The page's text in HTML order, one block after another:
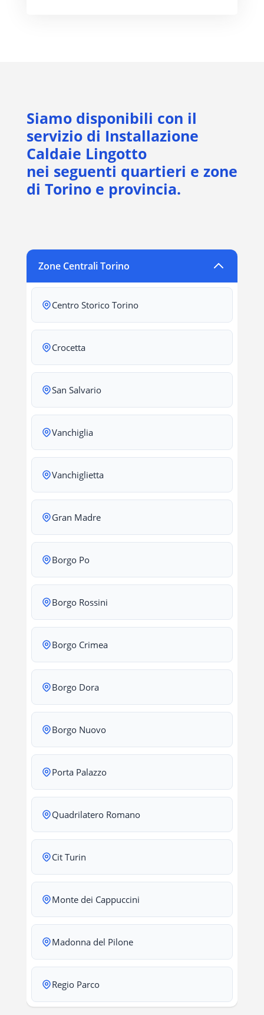
Siamo disponibili con il
servizio di Installazione
Caldaie Lingotto
nei seguenti quartieri e zone
di Torino e provincia.
Zone Centrali Torino
Centro Storico Torino
Crocetta
San Salvario
Vanchiglia
Vanchiglietta
Gran Madre
Borgo Po
Borgo Rossini
Borgo Crimea
Borgo Dora
Borgo Nuovo
Porta Palazzo
Quadrilatero Romano
Cit Turin
Monte dei Cappuccini
Madonna del Pilone
Regio Parco